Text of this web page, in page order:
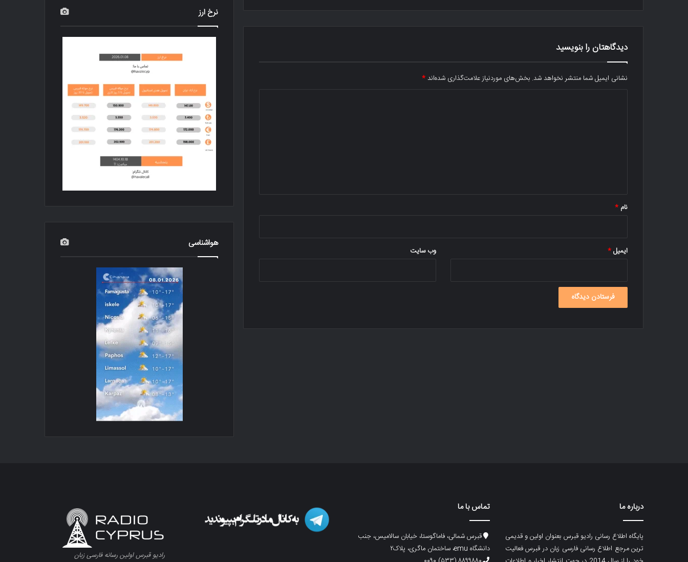
دیدگاهتان را بنویسید
نشانی ایمیل شما منتشر نخواهد شد. بخش‌های موردنیاز علامت‌گذاری شده‌اند*
نام *
ایمیل* وب‌ سایت
نرخ ارز
هواشناسی
درباره ما
پایگاه اطلاع رسانی رادیو قبرس بعنوان اولین و قدیمی
ترین مرجع اطلاع رسانی فارسی زبان در قبرس فعالیت
تماس با ما
قبرس شمالی، فاماگوستا، خیابان سالامیس، جنب
دانشگاه emu، ساختمان ماگری، پلاک۲
رادیو قبرس اولین رسانه فارسی زبان